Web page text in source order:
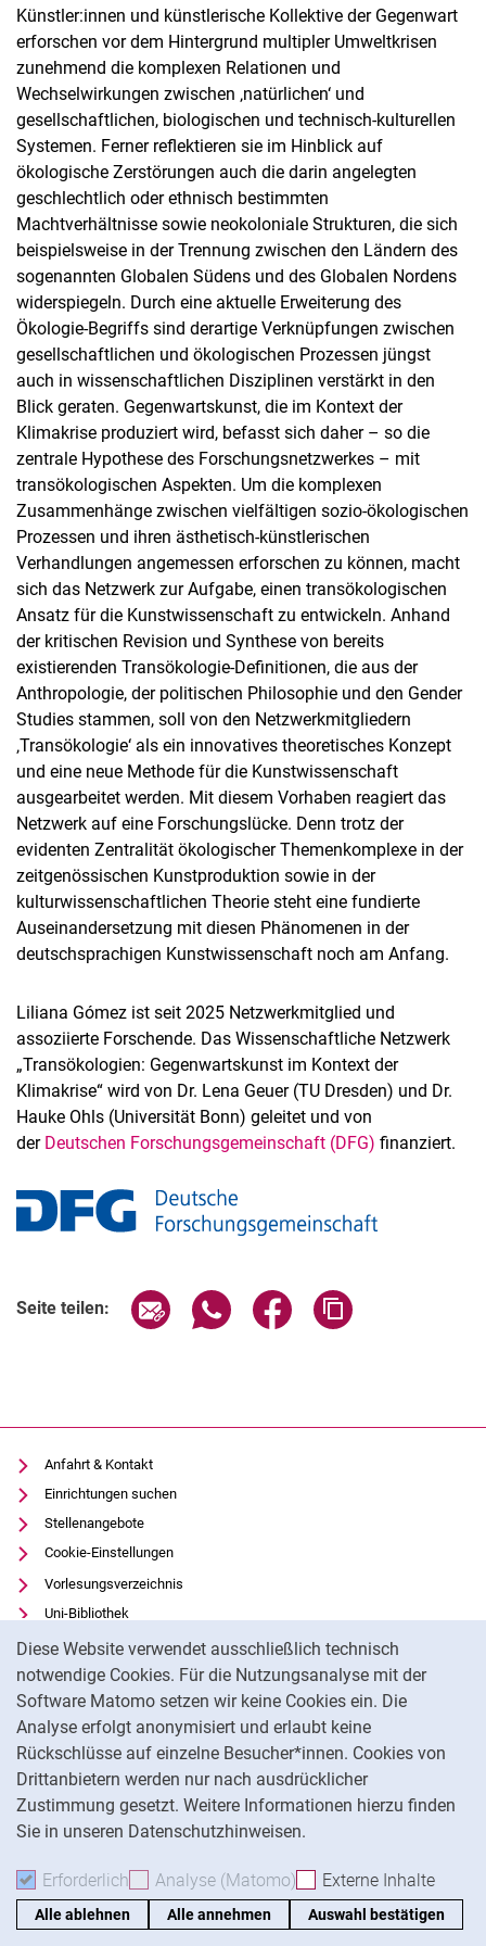
Diese Website verwendet ausschließlich technisch
notwendige Cookies. Für die Nutzungsanalyse mit der
Software Matomo setzen wir keine Cookies ein. Die
Analyse erfolgt anonymisiert und erlaubt keine
Rückschlüsse auf einzelne Besucher*innen. Cookies von
Drittanbietern werden nur nach ausdrücklicher
Zustimmung gesetzt. Weitere Informationen hierzu finden
Sie in unseren Datenschutzhinweisen.
Erforderlich Erforderliche Cookies akzeptieren
Analyse (Matomo) Analyse-Cookies
Externe Inhalte
Alle ablehnen Alle annehmen Auswahl bestätigen
Künstler:innen und künstlerische Kollektive der Gegenwart
erforschen vor dem Hintergrund multipler Umweltkrisen
zunehmend die komplexen Relationen und
Wechselwirkungen zwischen ‚natürlichen‘ und
gesellschaftlichen, biologischen und technisch-kulturellen
Systemen. Ferner reflektieren sie im Hinblick auf
ökologische Zerstörungen auch die darin angelegten
geschlechtlich oder ethnisch bestimmten
Machtverhältnisse sowie neokoloniale Strukturen, die sich
beispielsweise in der Trennung zwischen den Ländern des
sogenannten Globalen Südens und des Globalen Nordens
widerspiegeln. Durch eine aktuelle Erweiterung des
Ökologie-Begriffs sind derartige Verknüpfungen zwischen
gesellschaftlichen und ökologischen Prozessen jüngst
auch in wissenschaftlichen Disziplinen verstärkt in den
Blick geraten. Gegenwartskunst, die im Kontext der
Klimakrise produziert wird, befasst sich daher – so die
zentrale Hypothese des Forschungsnetzwerkes – mit
transökologischen Aspekten. Um die komplexen
Zusammenhänge zwischen vielfältigen sozio-ökologischen
Prozessen und ihren ästhetisch-künstlerischen
Verhandlungen angemessen erforschen zu können, macht
sich das Netzwerk zur Aufgabe, einen transökologischen
Ansatz für die Kunstwissenschaft zu entwickeln. Anhand
der kritischen Revision und Synthese von bereits
existierenden Transökologie-Definitionen, die aus der
Anthropologie, der politischen Philosophie und den Gender
Studies stammen, soll von den Netzwerkmitgliedern
‚Transökologie‘ als ein innovatives theoretisches Konzept
und eine neue Methode für die Kunstwissenschaft
ausgearbeitet werden. Mit diesem Vorhaben reagiert das
Netzwerk auf eine Forschungslücke. Denn trotz der
evidenten Zentralität ökologischer Themenkomplexe in der
zeitgenössischen Kunstproduktion sowie in der
kulturwissenschaftlichen Theorie steht eine fundierte
Auseinandersetzung mit diesen Phänomenen in der
deutschsprachigen Kunstwissenschaft noch am Anfang.
Liliana Gómez ist seit 2025 Netzwerkmitglied und
assoziierte Forschende. Das Wissenschaftliche Netzwerk
„Transökologien: Gegenwartskunst im Kontext der
Klimakrise“ wird von Dr. Lena Geuer (TU Dresden) und Dr.
Hauke Ohls (Universität Bonn) geleitet und von
der Deutschen Forschungsgemeinschaft (DFG) finanziert.
Seite teilen: Seite über E-Mail teilen
Seite über WhatsApp teilen
Seite über Facebook
Anfahrt & Kontakt
Einrichtungen suchen
Stellenangebote
Cookie-Einstellungen
Vorlesungsverzeichnis
Uni-Bibliothek
Moodle
Panopto
Datenschutz
Barrierefreiheit
Transparenter KI-Einsatz